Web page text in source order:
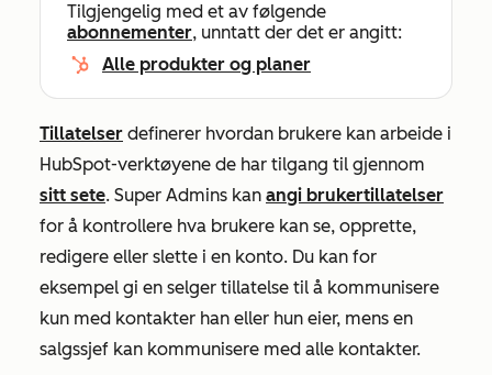
Tilgjengelig med et av følgende
abonnementer, unntatt der det er angitt:
Alle produkter og planer
Tillatelser definerer hvordan brukere kan arbeide i
HubSpot-verktøyene de har tilgang til gjennom
sitt sete. Super Admins kan angi brukertillatelser
for å kontrollere hva brukere kan se, opprette,
redigere eller slette i en konto. Du kan for
eksempel gi en selger tillatelse til å kommunisere
kun med kontakter han eller hun eier, mens en
salgssjef kan kommunisere med alle kontakter.